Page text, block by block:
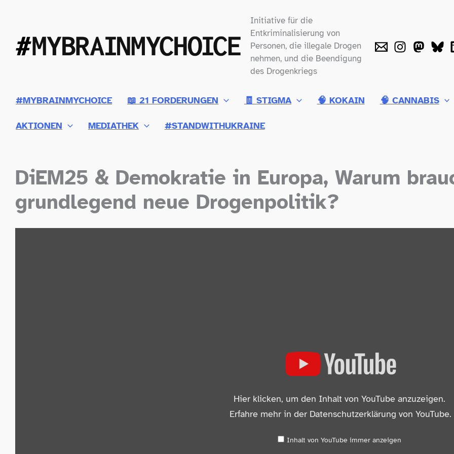
springen
Initiative für die
Entkriminalisierung von
Personen, die illegale Drogen
nehmen, und die Beendigung
des Drogenkriegs
#MYBRAINMYCHOICE 📖 21 FORDERUNGEN 🧾 STIGMA 🧠 KOKAIN 🧠 CANNABIS
AKTIONEN MEDIATHEK #STANDWITHUKRAINE
DiEM25 & Demokratie in Europa, Warum
grundlegend neue Drogenpolitik?
„DiEM25 & Demokratie in Europa: Legale Regulierung für wirksame Maßnahmen gg.
Hier klicken, um den Inhalt von YouTube anzuzeigen.
Erfahre mehr in der Datenschutzerklärung von YouTube.
Inhalt von YouTube immer anzeigen